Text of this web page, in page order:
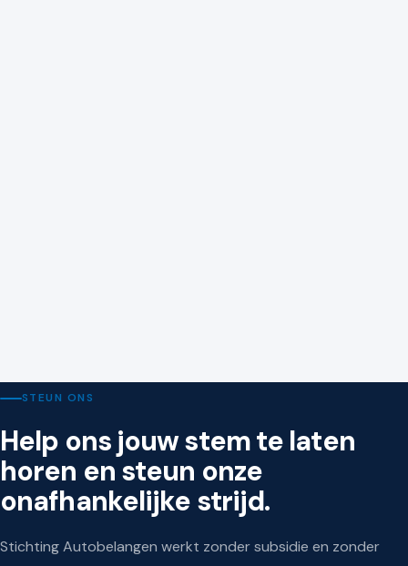
STEUN ONS
Help ons jouw stem te laten
horen en steun onze
onafhankelijke strijd.
Stichting Autobelangen werkt zonder subsidie en zonder